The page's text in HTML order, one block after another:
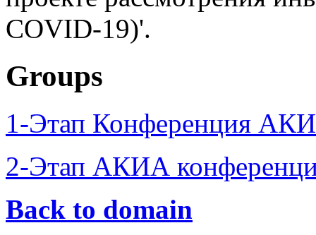
COVID-19)'.
Groups
1-Этап Конференция
2-Этап АКИА
Back to domain